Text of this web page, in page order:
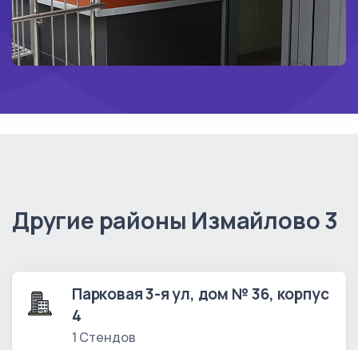
Другие районы Измайлово 3
Парковая 3-я ул, дом № 36, корпус
4
1 Стендов